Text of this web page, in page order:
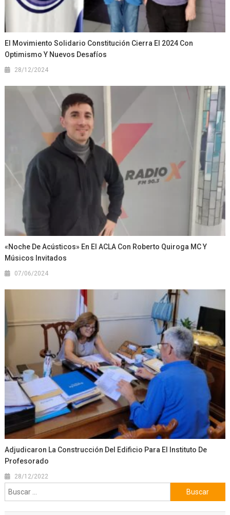
El Movimiento Solidario Constitución Cierra El 2024 Con
Optimismo Y Nuevos Desafíos
28/12/2024
«Noche De Acústicos» En El ACLA Con Roberto Quiroga MC Y
Músicos Invitados
07/06/2024
Adjudicaron La Construcción Del Edificio Para El Instituto De
Profesorado
28/12/2022
Buscar: